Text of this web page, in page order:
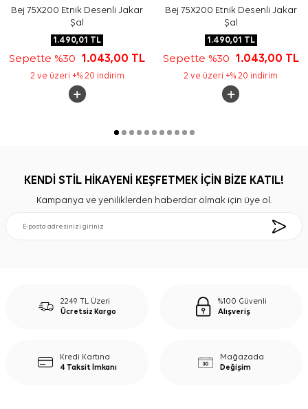
Bej 75X200 Etnik Desenli Jakar
Şal
1.490,01 TL
Sepette %30 1.043,00 TL
2 ve üzeri +% 20 indirim
Bej 75X200 Etnik Desenli Jakar
Şal
1.490,01 TL
Sepette %30 1.043,00 TL
2 ve üzeri +% 20 indirim
KENDİ STİL HİKAYENİ KEŞFETMEK İÇİN BİZE KATIL!
Kampanya ve yeniliklerden haberdar olmak için üye ol.
2249 TL Üzeri
Ücretsiz Kargo
%100 Güvenli
Alışveriş
Kredi Kartına
4 Taksit İmkanı
Mağazada
Değişim